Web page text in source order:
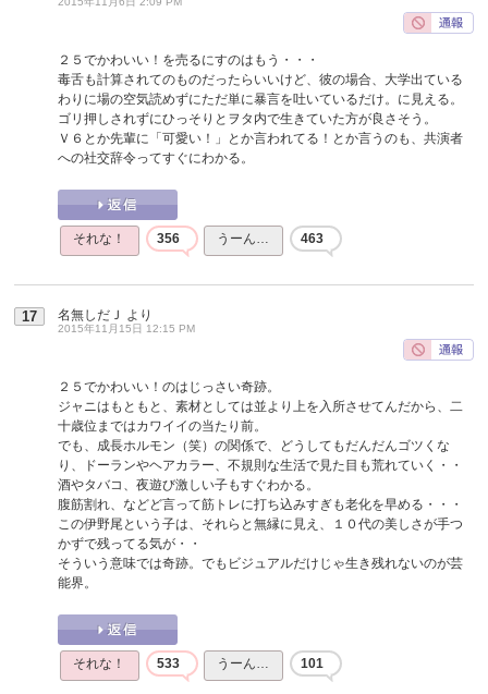
２５でかわいい！を売るにすのはもう・・・
毒舌も計算されてのものだったらいいけど、彼の場合、大学出ている
わりに場の空気読めずにただ単に暴言を吐いているだけ。に見える。
ゴリ押しされずにひっそりとヲタ内で生きていた方が良さそう。
Ｖ６とか先輩に「可愛い！」とか言われてる！とか言うのも、共演者
への社交辞令ってすぐにわかる。
それな！ 356 うーん… 463
17 名無しだＪ より
2015年11月15日 12:15 PM
２５でかわいい！のはじっさい奇跡。
ジャニはもともと、素材としては並より上を入所させてんだから、二
十歳位まではカワイイの当たり前。
でも、成長ホルモン（笑）の関係で、どうしてもだんだんゴツくな
り、ドーランやヘアカラー、不規則な生活で見た目も荒れていく・・
酒やタバコ、夜遊び激しい子もすぐわかる。
腹筋割れ、などど言って筋トレに打ち込みすぎも老化を早める・・・
この伊野尾という子は、それらと無縁に見え、１０代の美しさが手つ
かずで残ってる気が・・
そういう意味では奇跡。でもビジュアルだけじゃ生き残れないのが芸
能界。
それな！ 533 うーん… 101